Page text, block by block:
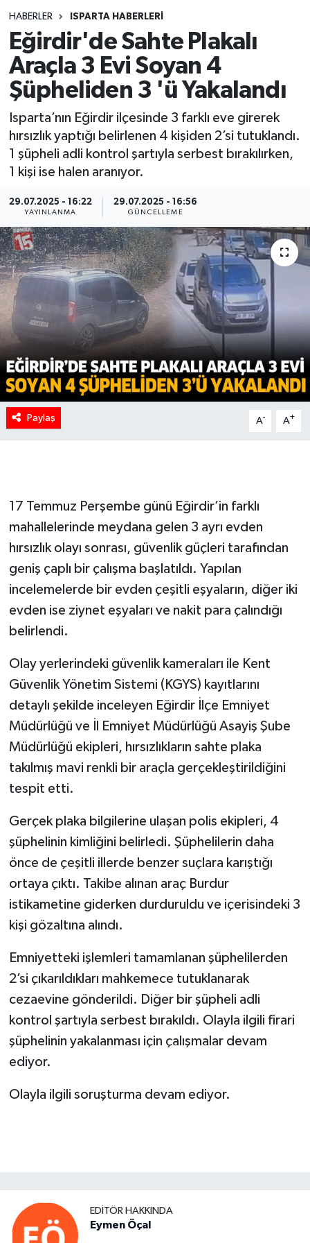
HABERLER ISPARTA HABERLERİ
Eğirdir'de Sahte Plakalı
Araçla 3 Evi Soyan 4
Şüpheliden 3 'ü Yakalandı
Isparta’nın Eğirdir ilçesinde 3 farklı eve girerek
hırsızlık yaptığı belirlenen 4 kişiden 2’si tutuklandı.
1 şüpheli adli kontrol şartıyla serbest bırakılırken,
1 kişi ise halen aranıyor.
29.07.2025 - 16:22
YAYINLANMA
29.07.2025 - 16:56
GÜNCELLEME
Paylaş A- A+
17 Temmuz Perşembe günü Eğirdir’in farklı
mahallelerinde meydana gelen 3 ayrı evden
hırsızlık olayı sonrası, güvenlik güçleri tarafından
geniş çaplı bir çalışma başlatıldı. Yapılan
incelemelerde bir evden çeşitli eşyaların, diğer iki
evden ise ziynet eşyaları ve nakit para çalındığı
belirlendi.
Olay yerlerindeki güvenlik kameraları ile Kent
Güvenlik Yönetim Sistemi (KGYS) kayıtlarını
detaylı şekilde inceleyen Eğirdir İlçe Emniyet
Müdürlüğü ve İl Emniyet Müdürlüğü Asayiş Şube
Müdürlüğü ekipleri, hırsızlıkların sahte plaka
takılmış mavi renkli bir araçla gerçekleştirildiğini
tespit etti.
Gerçek plaka bilgilerine ulaşan polis ekipleri, 4
şüphelinin kimliğini belirledi. Şüphelilerin daha
önce de çeşitli illerde benzer suçlara karıştığı
ortaya çıktı. Takibe alınan araç Burdur
istikametine giderken durduruldu ve içerisindeki 3
kişi gözaltına alındı.
Emniyetteki işlemleri tamamlanan şüphelilerden
2’si çıkarıldıkları mahkemece tutuklanarak
cezaevine gönderildi. Diğer bir şüpheli adli
kontrol şartıyla serbest bırakıldı. Olayla ilgili firari
şüphelinin yakalanması için çalışmalar devam
ediyor.
Olayla ilgili soruşturma devam ediyor.
EDITÖR HAKKINDA
Eymen Öçal
Spor
Tebrik
Türkiye